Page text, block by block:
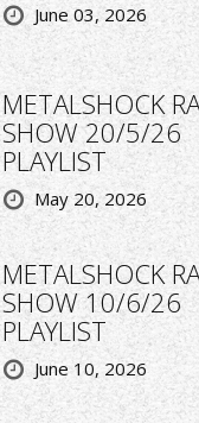
June 03, 2026
METALSHOCK
SHOW 20/5/26
PLAYLIST
May 20, 2026
METALSHOCK
SHOW 10/6/26
PLAYLIST
June 10, 2026